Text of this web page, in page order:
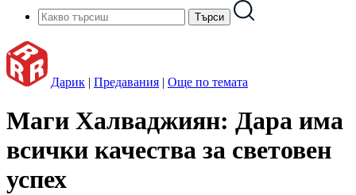
Дарик | Предавания | Още по темата
Маги Халваджиян: Дара има
всички качества за световен
успех